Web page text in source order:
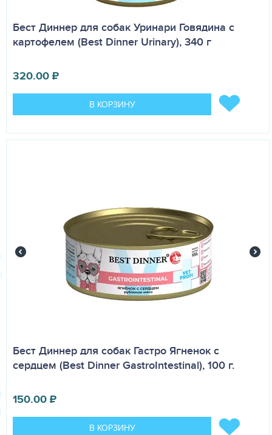
Бест Диннер для собак Уринари Говядина с
картофелем (Best Dinner Urinary), 340 г
320.00₽
В КОРЗИНУ
Бест Диннер для собак Гастро Ягненок с
сердцем (Best Dinner GastroIntestinal), 100 г.
150.00₽
В КОРЗИНУ